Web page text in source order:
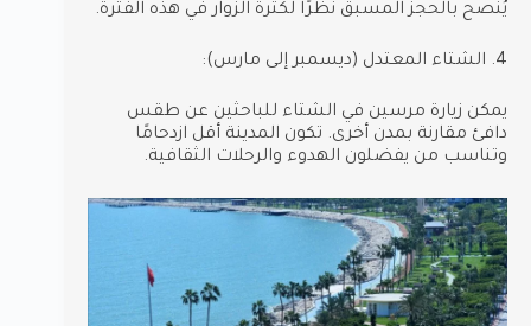
يُنصح بالحجز المسبق نظرًا لكثرة الزوار في هذه الفترة.
4. الشتاء المعتدل (ديسمبر إلى مارس):
يمكن زيارة مرسين في الشتاء للباحثين عن طقس
دافئ مقارنة بمدن أخرى. تكون المدينة أقل ازدحامًا
وتناسب من يفضلون الهدوء والرحلات الثقافية.